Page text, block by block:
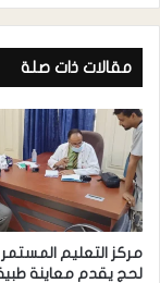
مقالات ذات صلة
مركز التعليم
لحج يقدم معاينة